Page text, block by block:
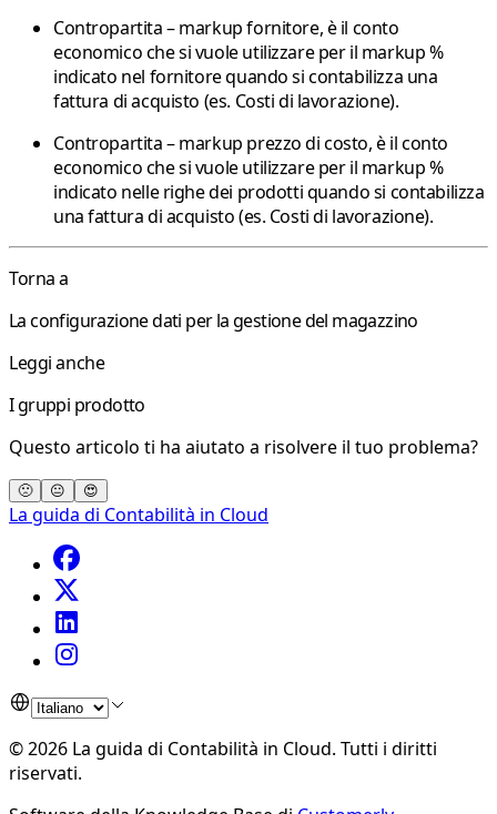
Contropartita – markup fornitore, è il conto
economico che si vuole utilizzare per il markup %
indicato nel fornitore quando si contabilizza una
fattura di acquisto (es. Costi di lavorazione).
Contropartita – markup prezzo di costo, è il conto
economico che si vuole utilizzare per il markup %
indicato nelle righe dei prodotti quando si contabilizza
una fattura di acquisto (es. Costi di lavorazione).
Torna a
La configurazione dati per la gestione del magazzino
Leggi anche
I gruppi prodotto
Questo articolo ti ha aiutato a risolvere il tuo problema?
🙁 😐 😍
La guida di Contabilità in Cloud
©2026 La guida di Contabilità in Cloud. Tutti i diritti
riservati.